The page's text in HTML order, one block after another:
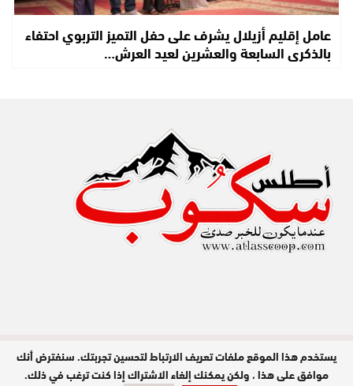
عامل إقليم أزيلال يشرف على حفل التميز التربوي احتفاء
بالذكرى السابعة والعشرين لعيد العرش…
مدير النشر : عبد الله عزي / جميع الحقوق
محفوظة © 2026
يستخدم هذا الموقع ملفات تعريف الارتباط لتحسين تجربتك. سنفترض أنك
موافق على هذا ، ولكن يمكنك إلغاء الاشتراك إذا كنت ترغب في ذلك.